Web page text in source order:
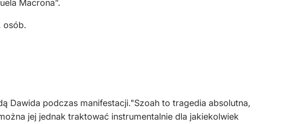
Macrona”.
osób.
Dawida podczas manifestacji."Szoah to tragedia absolutna,
jej jednak traktować instrumentalnie dla jakiekolwiek